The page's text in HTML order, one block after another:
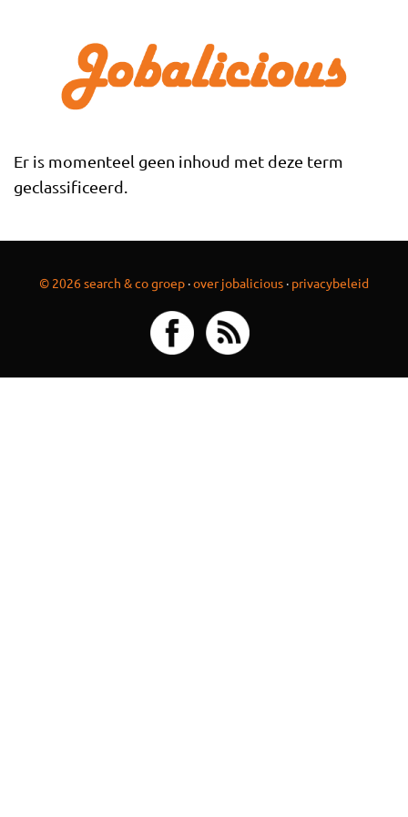
Er is momenteel geen inhoud met deze term
geclassificeerd.
© 2026 search & co groep ·over jobalicious · privacybeleid